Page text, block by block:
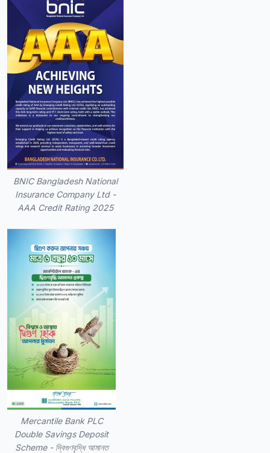
BNIC Bangladesh National
Insurance Company Ltd -
AAA Credit Rating 2025
Mercantile Bank PLC
Double Savings Deposit
Scheme - দ্বিগুণবৃদ্ধি আমানত